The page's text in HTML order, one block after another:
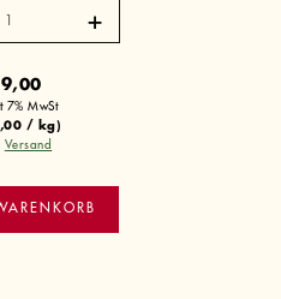
9,00
7% MwSt
/ kg)
Versand